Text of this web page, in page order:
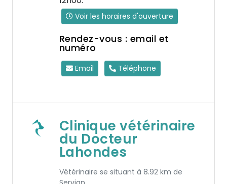
Voir les horaires d'ouverture
Rendez-vous : email et
numéro
Email Téléphone
Clinique vétérinaire
du Docteur
Lahondes
Vétérinaire se situant à 8.92 km de